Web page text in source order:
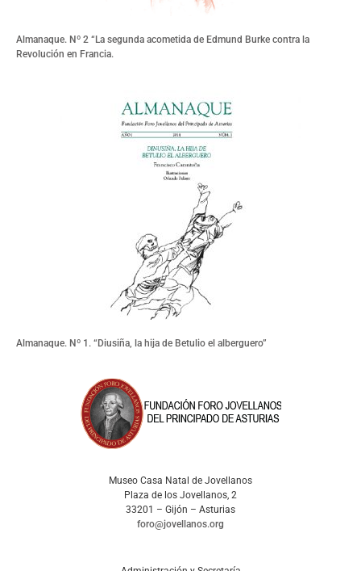
Almanaque. Nº 2 “La segunda acometida de Edmund Burke contra la
Revolución en Francia.
Almanaque. Nº 1. “Diusiña, la hija de Betulio el alberguero”
Museo Casa Natal de Jovellanos
Plaza de los Jovellanos, 2
33201 – Gijón – Asturias
foro@jovellanos.org